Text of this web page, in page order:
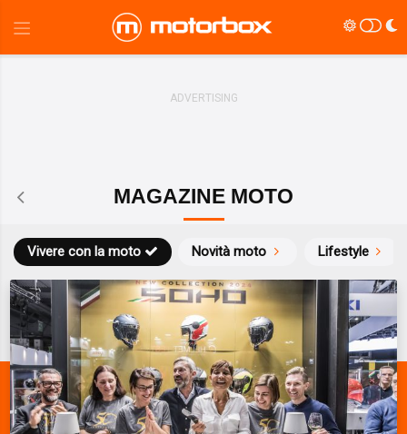
MAGAZINE MOTO
Novità moto
Vivere con la moto Lifestyle